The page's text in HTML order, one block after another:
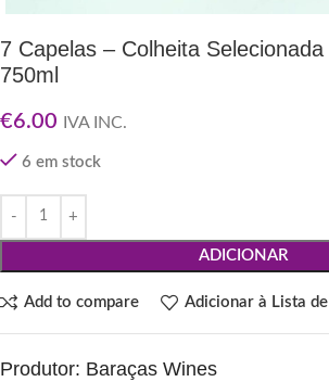
7 Capelas – Colheita
750ml
€6.00 IVA INC.
6 em stock
ADICIONAR
Add to compare Adicionar à Lista
Produtor: Baraças Wines